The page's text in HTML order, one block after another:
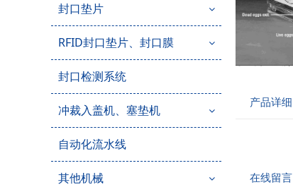
封口垫片
RFID封口垫片、封口膜
封口检测系统
冲裁入盖机、塞垫机
自动化流水线
其他机械
产品详细
在线留言